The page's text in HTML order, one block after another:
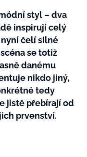
styl – dva
inspirují celý
čelí silné
se totiž
danému
nikdo jiný,
tedy
jistě přebírají od
prvenství.